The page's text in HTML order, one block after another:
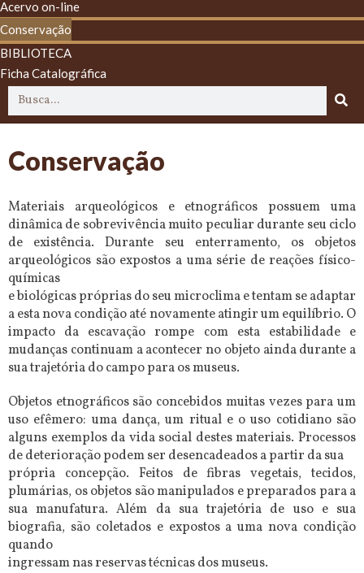
Acervo on-line
Conservação
BIBLIOTECA
Ficha Catalográfica
Conservação
Materiais arqueológicos e etnográficos possuem uma
dinâmica de sobrevivência muito peculiar durante seu ciclo
de existência. Durante seu enterramento, os objetos
arqueológicos são expostos a uma série de reações físico-
químicas
e biológicas próprias do seu microclima e tentam se adaptar
a esta nova condição até novamente atingir um equilíbrio. O
impacto da escavação rompe com esta estabilidade e
mudanças continuam a acontecer no objeto ainda durante a
sua trajetória do campo para os museus.
Objetos etnográficos são concebidos muitas vezes para um
uso efêmero: uma dança, um ritual e o uso cotidiano são
alguns exemplos da vida social destes materiais. Processos
de deterioração podem ser desencadeados a partir da sua
própria concepção. Feitos de fibras vegetais, tecidos,
plumárias, os objetos são manipulados e preparados para a
sua manufatura. Além da sua trajetória de uso e sua
biografia, são coletados e expostos a uma nova condição
quando
ingressam nas reservas técnicas dos museus.